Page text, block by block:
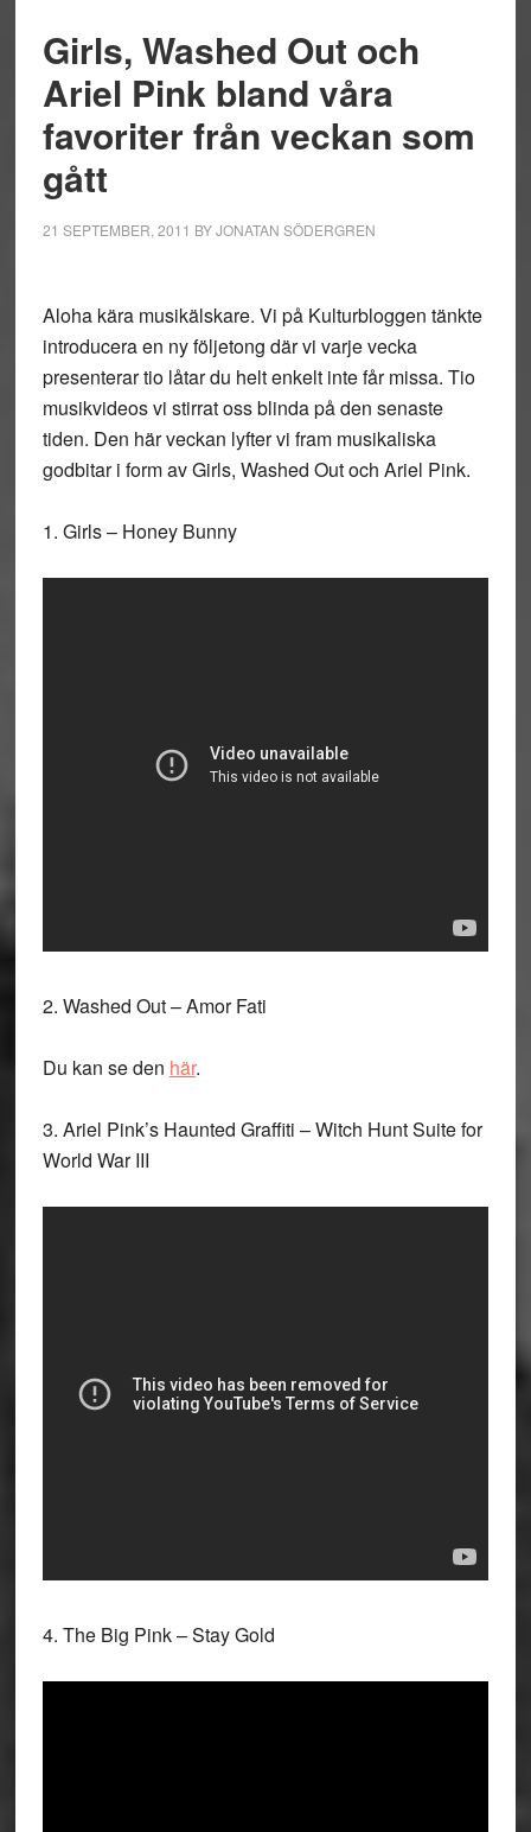
Girls, Washed Out och
Ariel Pink bland våra
favoriter från veckan som
gått
21 SEPTEMBER, 2011 BYJONATAN SÖDERGREN
Aloha kära musikälskare. Vi på Kulturbloggen tänkte
introducera en ny följetong där vi varje vecka
presenterar tio låtar du helt enkelt inte får missa. Tio
musikvideos vi stirrat oss blinda på den senaste
tiden. Den här veckan lyfter vi fram musikaliska
godbitar i form av Girls, Washed Out och Ariel Pink.
1. Girls – Honey Bunny
2. Washed Out – Amor Fati
Du kan se den här.
3. Ariel Pink’s Haunted Graffiti – Witch Hunt Suite for
World War III
4. The Big Pink – Stay Gold